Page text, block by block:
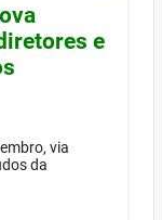
e
via
da